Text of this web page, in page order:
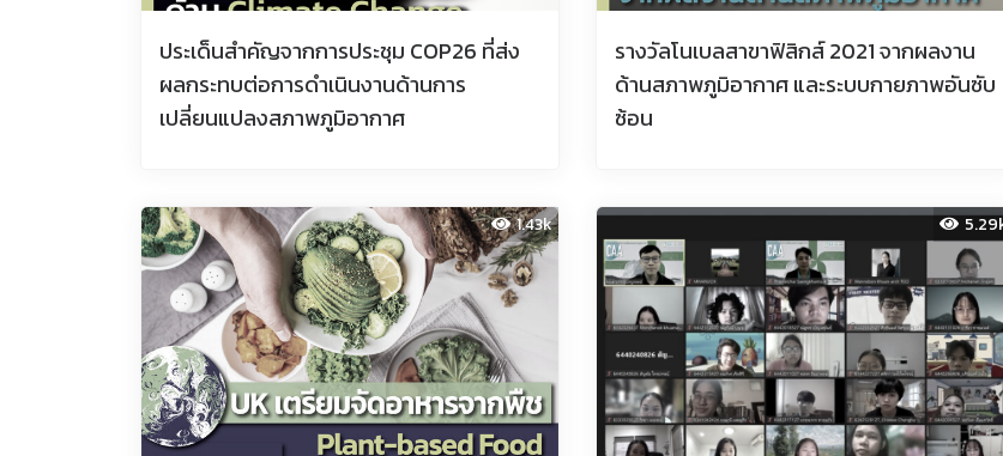
ประเด็นสำคัญจากการประชุม COP26 ที่ส่ง
ผลกระทบต่อการดำเนินงานด้านการ
เปลี่ยนแปลงสภาพภูมิอากาศ
รางวัลโนเบลสาขาฟิสิกส์ 2021 จากผลงาน
ด้านสภาพภูมิอากาศ และระบบกายภาพอันซับ
ซ้อน
1.43k